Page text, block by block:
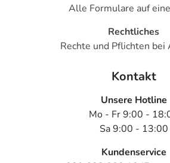
Alle Formulare auf
Rechtliches
Rechte und Pflichten bei
Kontakt
Unsere Hotline
Mo - Fr 9:00 -
Sa 9:00 - 13:00
Kundenservice